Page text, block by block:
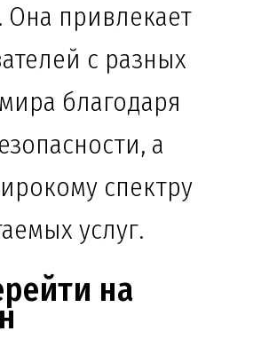
привлекает
с разных
благодаря
а
спектру
услуг.
на